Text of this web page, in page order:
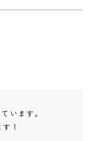
います。
！